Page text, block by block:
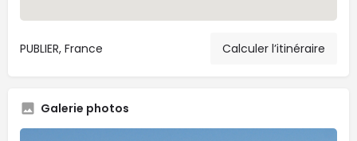
PUBLIER, France Calculer l’itinéraire
Galerie photos